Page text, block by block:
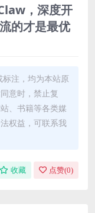
，深度开
的才是最优
注，均为本站原
意时，禁止复
、书籍等各类媒
权益，可联系我
收藏 点赞(0)